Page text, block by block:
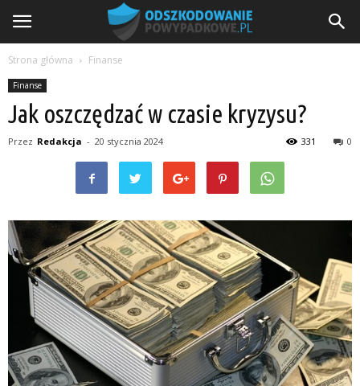
Strona główna Finanse
Finanse
Jak oszczędzać w czasie kryzysu?
Przez Redakcja - 20 stycznia 2024 0
331